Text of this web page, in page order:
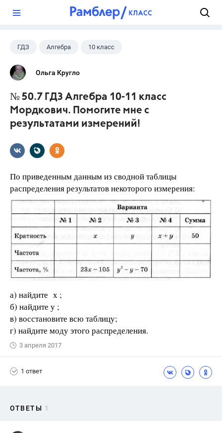
ГДЗ Алгебра 10 класс
11 класс
Ольга Кругло
№ 50.7 ГДЗ Алгебра 10-11 класс
Мордкович. Помогите мне с
результатами измерений!
По приведенным данным из сводной таблицы
распреде­ления результатов некоторого измерения:
а) найдите х ;
б) найдите у ;
в) восстановите всю таблицу;
г) найдите моду этого распределения.
3 апреля 2017
1 ответ
ОТВЕТЫ 1